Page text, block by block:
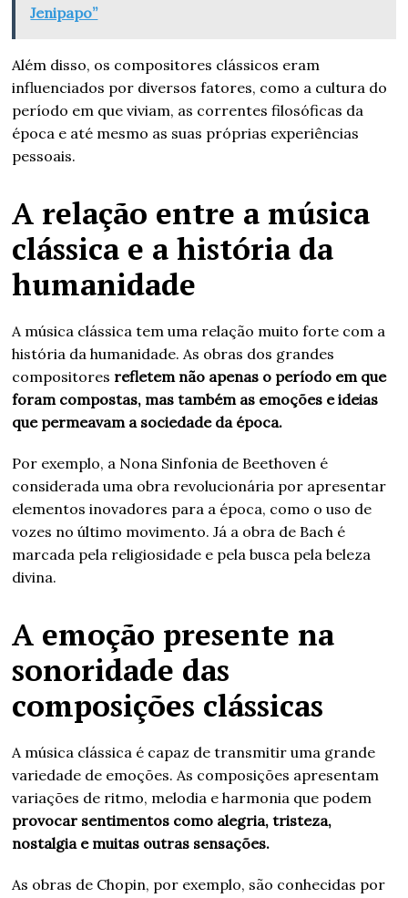
Jenipapo”
Além disso, os compositores clássicos eram
influenciados por diversos fatores, como a cultura do
período em que viviam, as correntes filosóficas da
época e até mesmo as suas próprias experiências
pessoais.
A relação entre a música
clássica e a história da
humanidade
A música clássica tem uma relação muito forte com a
história da humanidade. As obras dos grandes
compositores refletem não apenas o período em que
foram compostas, mas também as emoções e ideias
que permeavam a sociedade da época.
Por exemplo, a Nona Sinfonia de Beethoven é
considerada uma obra revolucionária por apresentar
elementos inovadores para a época, como o uso de
vozes no último movimento. Já a obra de Bach é
marcada pela religiosidade e pela busca pela beleza
divina.
A emoção presente na
sonoridade das
composições clássicas
A música clássica é capaz de transmitir uma grande
variedade de emoções. As composições apresentam
variações de ritmo, melodia e harmonia que podem
provocar sentimentos como alegria, tristeza,
nostalgia e muitas outras sensações.
As obras de Chopin, por exemplo, são conhecidas por